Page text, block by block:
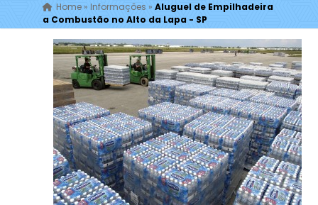
Home» Informações » Aluguel de Empilhadeira
a Combustão no Alto da Lapa - SP